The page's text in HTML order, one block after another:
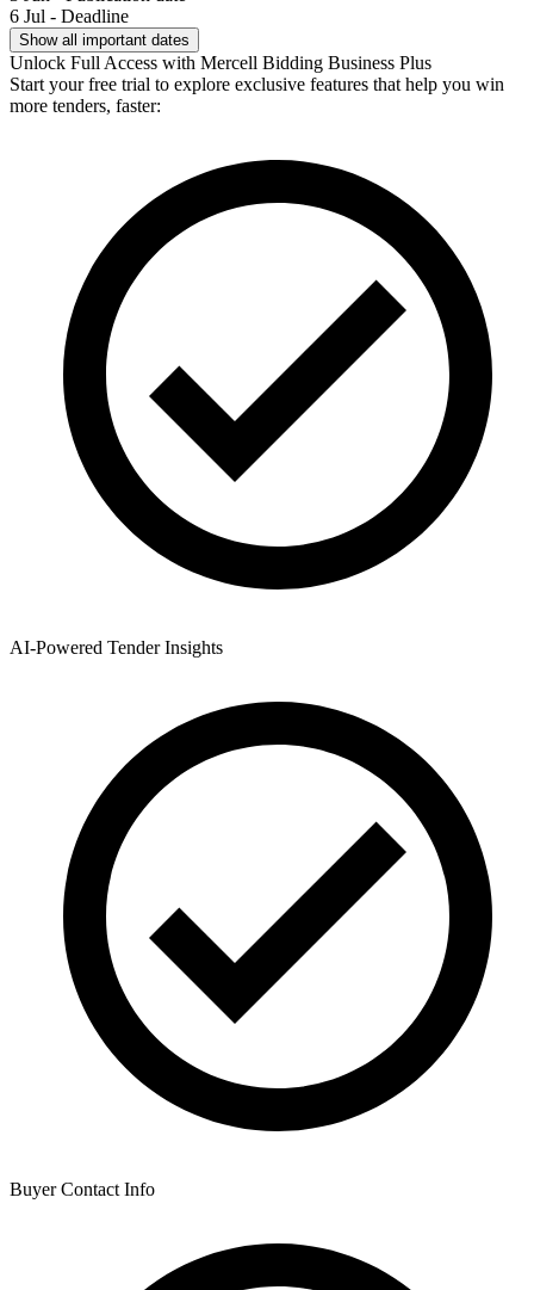
6 Jul - Deadline
Show all important dates
Unlock Full Access with Mercell Bidding Business Plus
Start your free trial to explore exclusive features that help you win
more tenders, faster:
AI-Powered Tender Insights
Buyer Contact Info